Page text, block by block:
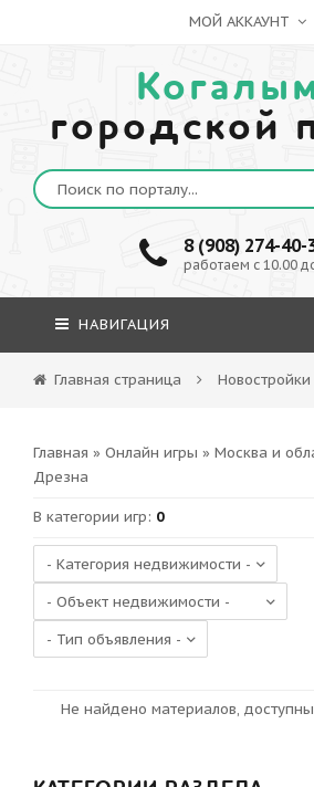
МОЙ АККАУНТ
городской
8 (908) 274-40-
работаем с 10.00
НАВИГАЦИЯ
Главная страница
Главная » Онлайн игры » Москва и
Дрезна
В категории игр: 0
Не найдено материалов,